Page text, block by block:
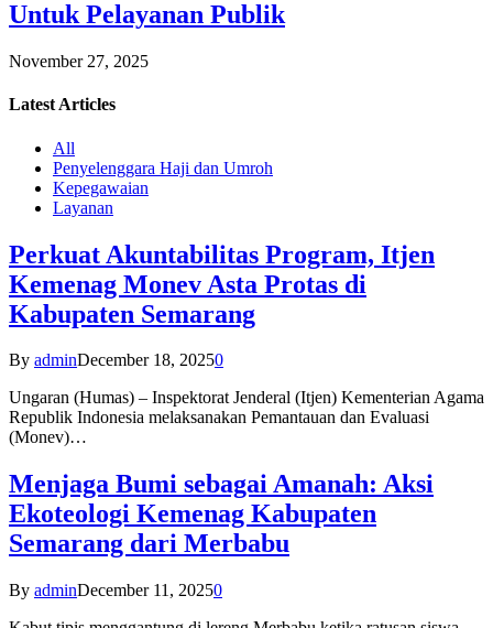
Untuk Pelayanan Publik
November 27, 2025
Latest Articles
All
Penyelenggara Haji dan Umroh
Kepegawaian
Layanan
Perkuat Akuntabilitas Program, Itjen
Kemenag Monev Asta Protas di
Kabupaten Semarang
By adminDecember 18, 20250
Ungaran (Humas) – Inspektorat Jenderal (Itjen) Kementerian Agama
Republik Indonesia melaksanakan Pemantauan dan Evaluasi
(Monev)…
Menjaga Bumi sebagai Amanah: Aksi
Ekoteologi Kemenag Kabupaten
Semarang dari Merbabu
By adminDecember 11, 20250